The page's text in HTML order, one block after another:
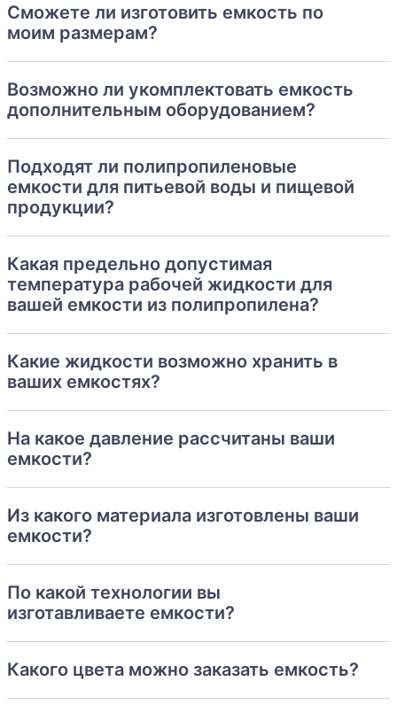
Сможете ли изготовить емкость по
моим размерам?
Возможно ли укомплектовать емкость
дополнительным оборудованием?
Подходят ли полипропиленовые
емкости для питьевой воды и пищевой
продукции?
Какая предельно допустимая
температура рабочей жидкости для
вашей емкости из полипропилена?
Какие жидкости возможно хранить в
ваших емкостях?
На какое давление рассчитаны ваши
емкости?
Из какого материала изготовлены ваши
емкости?
По какой технологии вы
изготавливаете емкости?
Какого цвета можно заказать емкость?